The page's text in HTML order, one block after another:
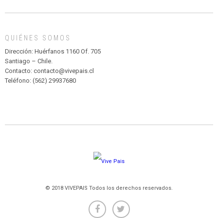
MADAGASCAR
PARQUE
HURATDO
QUIÉNES SOMOS
Dirección: Huérfanos 1160 Of. 705
Santiago – Chile.
Contacto: contacto@vivepais.cl
Teléfono: (562) 29937680
© 2018 VIVEPAIS Todos los derechos reservados.